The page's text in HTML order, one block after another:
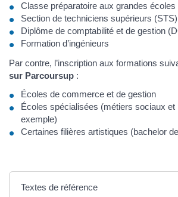
Classe préparatoire aux grandes
Section de techniciens supérieurs (STS)
Diplôme de comptabilité et de gestion
Formation d’ingénieurs
Par contre, l’inscription aux formations
sur Parcoursup :
Écoles de commerce et de gestion
Écoles spécialisées (métiers sociaux et
exemple)
Certaines filières artistiques (bachelor
Textes de référence